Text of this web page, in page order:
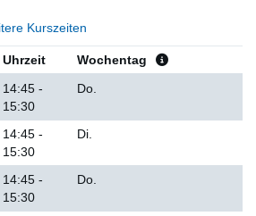
Kurszeiten
Uhrzeit
Wochentag
14:45 -
15:30
Do.
14:45 -
15:30
Di.
14:45 -
15:30
Do.